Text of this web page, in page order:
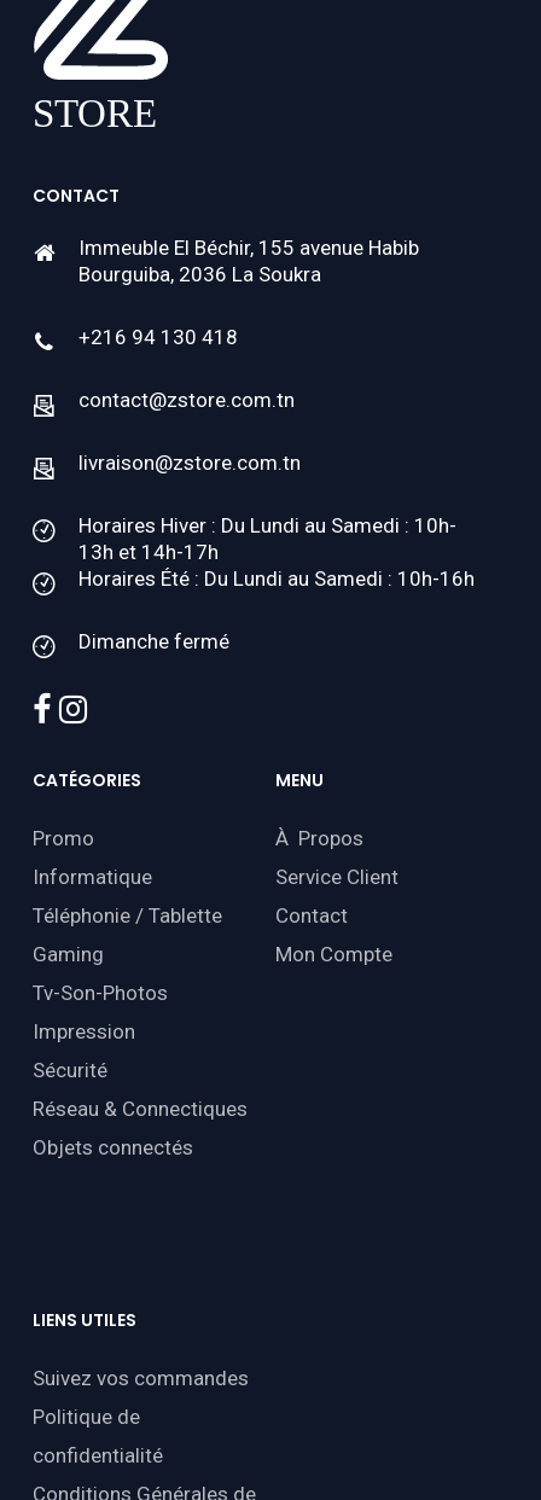
CONTACT
Immeuble El Béchir, 155 avenue Habib
Bourguiba, 2036 La Soukra
+216 94 130 418
contact@zstore.com.tn
livraison@zstore.com.tn
Horaires Hiver : Du Lundi au Samedi : 10h-
13h et 14h-17h
Horaires Été : Du Lundi au Samedi : 10h-16h
Dimanche fermé
facebook
instagram
CATÉGORIES
Promo
Informatique
Téléphonie / Tablette
Gaming
Tv-Son-Photos
Impression
Sécurité
Réseau & Connectiques
Objets connectés
MENU
À Propos
Service Client
Contact
Mon Compte
LIENS UTILES
Suivez vos commandes
Politique de
confidentialité
Conditions Générales de